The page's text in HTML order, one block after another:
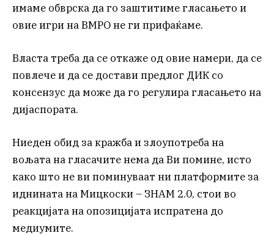
имаме обврска да го заштитиме гласањето и
овие игри на ВМРО не ги прифаќаме.
Власта треба да се откаже од овие намери, да се
повлече и да се достави предлог ДИК со
консензус да може да го регулира гласањето на
дијаспората.
Ниеден обид за кражба и злоупотреба на
вољата на гласачите нема да Ви помине, исто
како што не ви поминуваат ни платформите за
иднината на Мицкоски – ЗНАМ 2.0, стои во
реакцијата на опозицијата испратена до
медиумите.